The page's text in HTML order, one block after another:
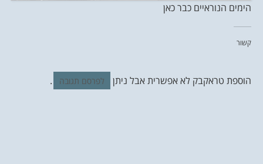
הימים הנוראיים כבר כאן
קשור
הוספת טראקבק לא אפשרית אבל ניתן לפרסם תגובה .